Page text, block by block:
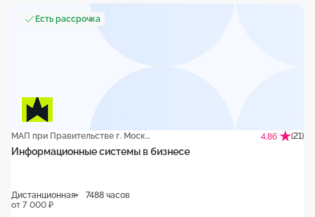
Есть рассрочка
МАП при Правительстве г. Москвы 4.86 (21)
Информационные системы в бизнесе
Дистанционная
7488 часов
от 7 000 ₽